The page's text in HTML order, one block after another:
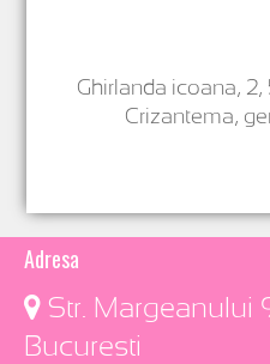
Ghirlanda icoana,
Crizantema,
Adresa
Str. Margeanului
Bucuresti